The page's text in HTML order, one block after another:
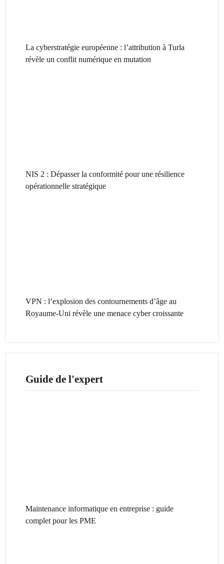
La cyberstratégie européenne : l’attribution à Turla
révèle un conflit numérique en mutation
NIS 2 : Dépasser la conformité pour une résilience
opérationnelle stratégique
VPN : l’explosion des contournements d’âge au
Royaume-Uni révèle une menace cyber croissante
Guide de l'expert
Maintenance informatique en entreprise : guide
complet pour les PME